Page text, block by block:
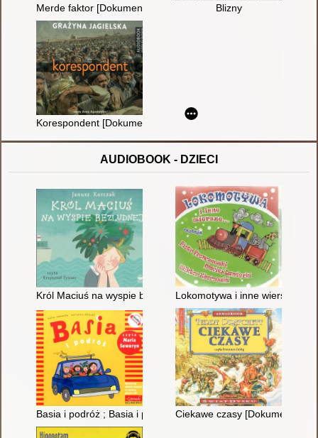
Merde faktor [Dokument dźwiękowy] Blizny
Korespondent [Dokument dźwiękowy]
AUDIOBOOK - DZIECI
Król Maciuś na wyspie bezludnejLokomotywa i inne wiersze
Basia i podróż ; Basia i przedszkole [Dokument dźwiękowy]
Ciekawe czasy [Dokument